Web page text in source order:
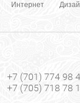
Интернет
+7 (701) 774 98
+7 (705) 718 78